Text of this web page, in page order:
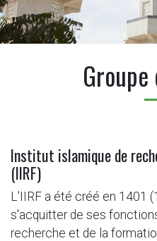
Groupe
Institut islamique de
(IIRF)
L'IIRF a été créé en 1401
s'acquitter de ses
recherche et de la